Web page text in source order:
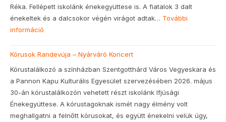
Réka. Fellépett iskolánk énekegyüttese is. A fiatalok 3 dalt
énekeltek és a dalcsokor végén virágot adtak… További
információ
ünnepség
Kórusok Randevúja – Nyárváró Koncert
Kórustalálkozó a színházban Szentgotthárd Város Vegyeskara és
a Pannon Kapu Kulturális Egyesület szervezésében 2026. május
30-án kórustalálkozón vehetett részt iskolánk Ifjúsági
Énekegyüttese. A kórustagoknak ismét nagy élmény volt
meghallgatni a felnőtt kórusokat, és együtt énekelni velük úgy,